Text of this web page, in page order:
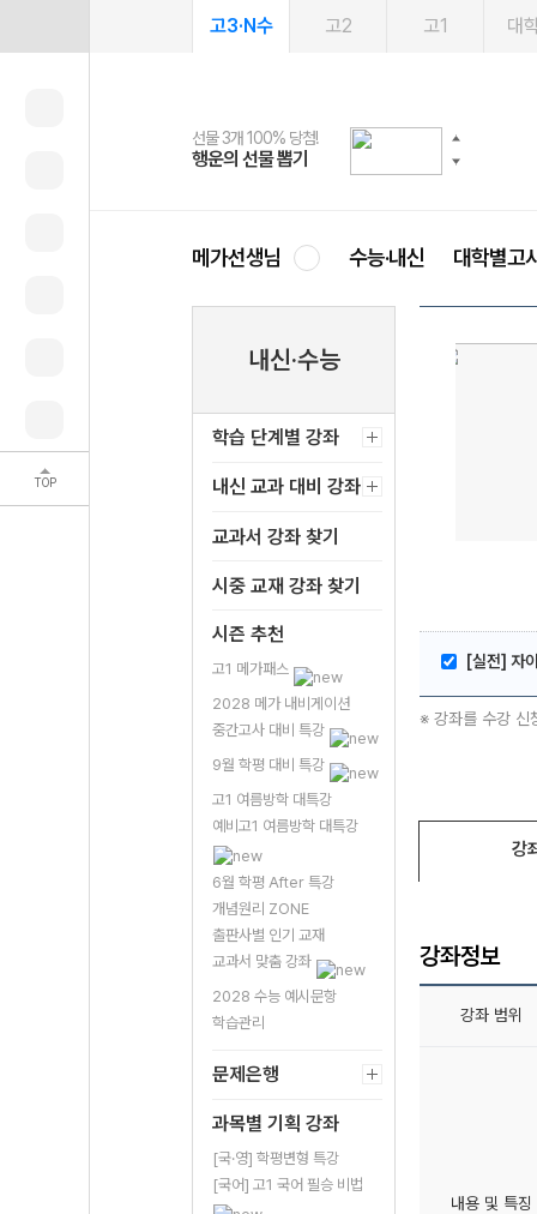
TOP
고3·N수 고2 고1 대
선물 3개 100% 당첨!
행운의 선물 뽑기
선물 100% 증정!
메가스터디 X 올리브
2027 러셀 단과
강사 공개선발
스마트러닝앱
설문 EVENT
메가패스
3일 무료 체험권
메가패스 수강생 무료혜택!
메가클럽 멤버십
사회공헌 캠페인
희망이룸 메가나눔
메가선생님 수능·내신 대학별고
내신·수능
학습 단계별 강좌
내신 교과 대비 강좌
교과서 강좌 찾기
시중 교재 강좌 찾기
시즌 추천
고1 메가패스
2028 메가 내비게이션
중간고사 대비 특강
9월 학평 대비 특강
고1 여름방학 대특강
예비고1 여름방학 대특강
6월 학평 After 특강
개념원리 ZONE
출판사별 인기 교재
교과서 맞춤 강좌
2028 수능 예시문항
학습관리
문제은행
과목별 기획 강좌
[국·영] 학평변형 특강
[국어] 고1 국어 필승 비법
[실전] 자
※ 강좌를 수강 신
강
강좌정보
강좌 범위
내용 및 특징